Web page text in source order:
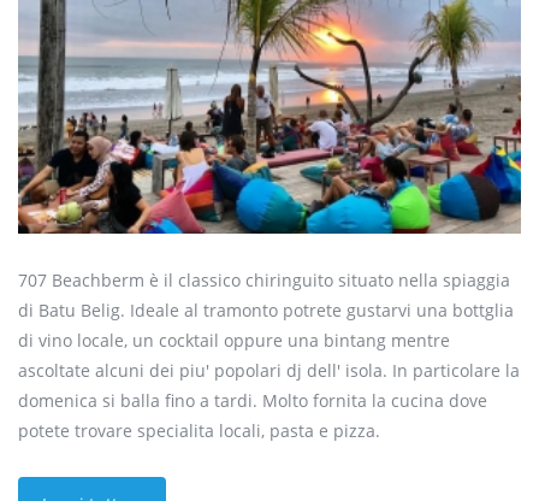
707 Beachberm è il classico chiringuito situato nella spiaggia
di Batu Belig. Ideale al tramonto potrete gustarvi una bottglia
di vino locale, un cocktail oppure una bintang mentre
ascoltate alcuni dei piu' popolari dj dell' isola. In particolare la
domenica si balla fino a tardi. Molto fornita la cucina dove
potete trovare specialita locali, pasta e pizza.